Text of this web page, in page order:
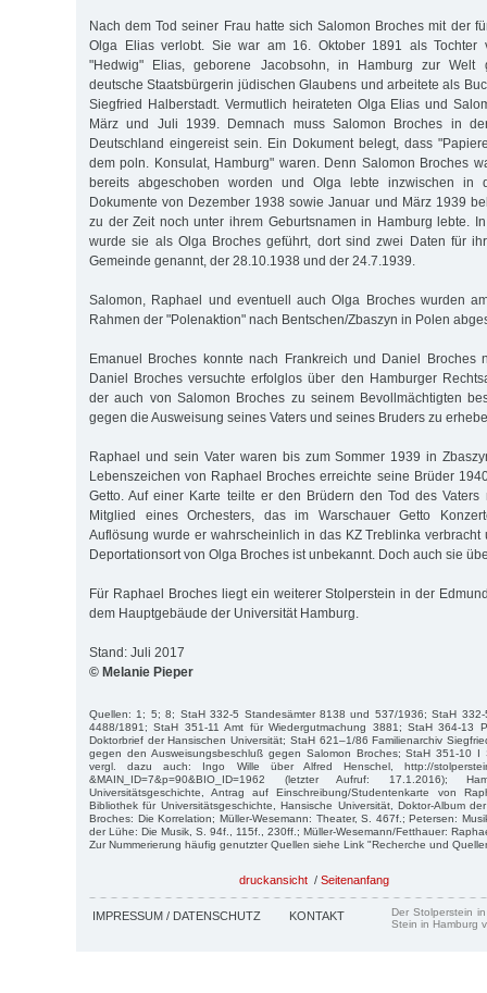
Nach dem Tod seiner Frau hatte sich Salomon Broches mit der
Olga Elias verlobt. Sie war am 16. Oktober 1891 als Tochter
"Hedwig" Elias, geborene Jacobsohn, in Hamburg zur Welt
deutsche Staatsbürgerin jüdischen Glaubens und arbeitete als
Siegfried Halberstadt. Vermutlich heirateten Olga Elias und
März und Juli 1939. Demnach muss Salomon Broches in
Deutschland eingereist sein. Ein Dokument belegt, dass
dem poln. Konsulat, Hamburg" waren. Denn Salomon Broches
bereits abgeschoben worden und Olga lebte inzwischen in
Dokumente von Dezember 1938 sowie Januar und März 1939
zu der Zeit noch unter ihrem Geburtsnamen in Hamburg lebte.
wurde sie als Olga Broches geführt, dort sind zwei Daten für
Gemeinde genannt, der 28.10.1938 und der 24.7.1939.
Salomon, Raphael und eventuell auch Olga Broches wurden
Rahmen der "Polenaktion" nach Bentschen/Zbaszyn in Polen
Emanuel Broches konnte nach Frankreich und Daniel Broches
Daniel Broches versuchte erfolglos über den Hamburger
der auch von Salomon Broches zu seinem Bevollmächtigten
gegen die Ausweisung seines Vaters und seines Bruders zu
Raphael und sein Vater waren bis zum Sommer 1939 in
Lebenszeichen von Raphael Broches erreichte seine Brüder
Getto. Auf einer Karte teilte er den Brüdern den Tod des
Mitglied eines Orchesters, das im Warschauer Getto
Auflösung wurde er wahrscheinlich in das KZ Treblinka verbracht
Deportationsort von Olga Broches ist unbekannt. Doch auch sie
Für Raphael Broches liegt ein weiterer Stolperstein in der
dem Hauptgebäude der Universität Hamburg.
Stand: Juli 2017
© Melanie Pieper
Quellen: 1; 5; 8; StaH 332-5 Standesämter 8138 und 537/1936; StaH
4488/1891; StaH 351-11 Amt für Wiedergutmachung 3881; StaH 364-13
Doktorbrief der Hansischen Universität; StaH 621–1/86 Familienarchiv
gegen den Ausweisungsbeschluß gegen Salomon Broches; StaH 351-10 I
vergl. dazu auch: Ingo Wille über Alfred Henschel, http://
&MAIN_ID=7&p=90&BIO_ID=1962 (letzter Aufruf: 17.1.2016);
Universitätsgeschichte, Antrag auf Einschreibung/Studentenkarte von
Bibliothek für Universitätsgeschichte, Hansische Universität, Doktor-Album
Broches: Die Korrelation; Müller-Wesemann: Theater, S. 467f.; Petersen:
der Lühe: Die Musik, S. 94f., 115f., 230ff.; Müller-Wesemann/Fetthauer:
Zur Nummerierung häufig genutzter Quellen siehe Link "Recherche und
druckansicht / Seitenanfang
IMPRESSUM / DATENSCHUTZ KONTAKT
Der Stolperstein
Stein in Hamburg